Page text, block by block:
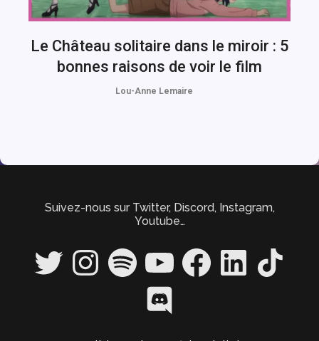
Le Château solitaire dans le miroir : 5
bonnes raisons de voir le film
Lou-Anne Lemaire
Suivez-nous sur Twitter, Discord, Instagram,
Youtube…
Twitter InstagramSpotify YouTube FacebookLinkedIn TikTok
Discord